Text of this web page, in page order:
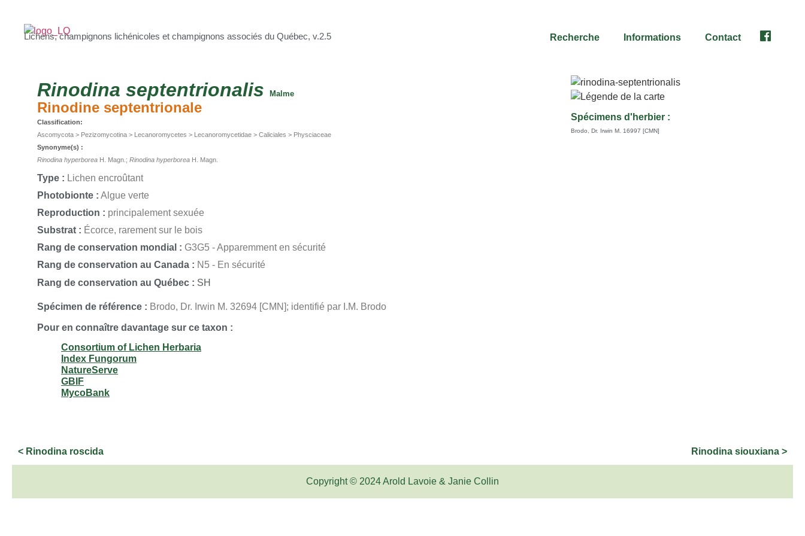
Lichens, champignons lichénicoles et champignons associés du Québec, v.2.5 Recherche Informations Contact Facebook
Rinodina septentrionalis Malme
Rinodine septentrionale
Classification:
Ascomycota > Pezizomycotina > Lecanoromycetes > Lecanoromycetidae > Caliciales > Physciaceae
Synonyme(s) :
Rinodina hyperborea H. Magn.; Rinodina hyperborea H. Magn.
Type : Lichen encroûtant
Photobionte : Algue verte
Reproduction : principalement sexuée
Substrat : Écorce, rarement sur le bois
Rang de conservation mondial : G3G5 - Apparemment en sécurité
Rang de conservation au Canada : N5 - En sécurité
Rang de conservation au Québec : SH
Spécimen de référence : Brodo, Dr. Irwin M. 32694 [CMN]; identifié par I.M. Brodo
Pour en connaître davantage sur ce taxon :
Consortium of Lichen Herbaria
Index Fungorum
NatureServe
GBIF
MycoBank
Spécimens d'herbier :
Brodo, Dr. Irwin M. 16997 [CMN]
< Rinodina roscida Rinodina siouxiana >
Copyright © 2024 Arold Lavoie & Janie Collin